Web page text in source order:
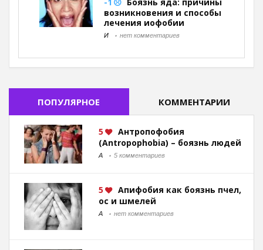
возникновения и способы
лечения иофобии
И нет комментариев
ПОПУЛЯРНОЕ КОММЕНТАРИИ
5
Антропофобия
(Antropophobia) – боязнь людей
А 5 комментариев
5
Апифобия как боязнь пчел,
ос и шмелей
А нет комментариев